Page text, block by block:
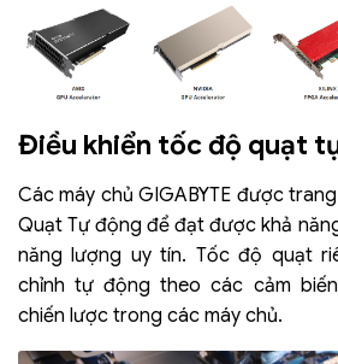
Điều khiển tốc độ quạt
Các máy chủ GIGABYTE được
Quạt Tự động để đạt được khả
năng lượng uy tín. Tốc độ quạt
chỉnh tự động theo các cảm
chiến lược trong các máy chủ.